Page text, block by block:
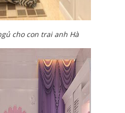
cho con trai anh Hà